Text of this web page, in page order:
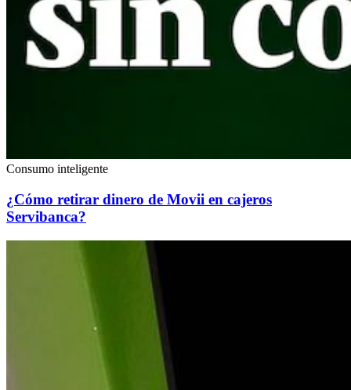
Consumo inteligente
¿Cómo retirar dinero de Movii en cajeros
Servibanca?